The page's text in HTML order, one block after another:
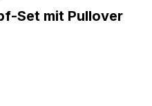
von 5 Sternen
Set mit Pullover